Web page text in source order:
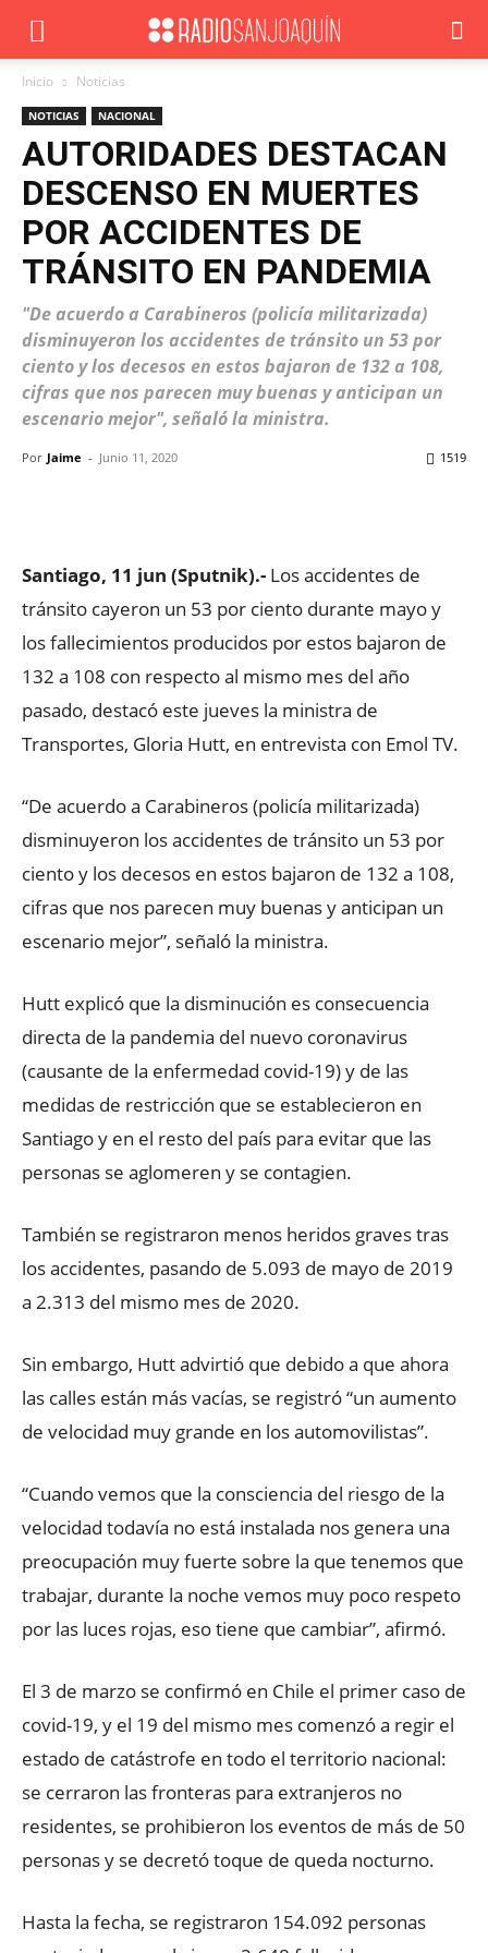
Inicio Noticias
NOTICIAS NACIONAL
AUTORIDADES DESTACAN
DESCENSO EN MUERTES
POR ACCIDENTES DE
TRÁNSITO EN PANDEMIA
"De acuerdo a Carabineros (policía militarizada)
disminuyeron los accidentes de tránsito un 53 por
ciento y los decesos en estos bajaron de 132 a 108,
cifras que nos parecen muy buenas y anticipan un
escenario mejor", señaló la ministra.
Por Jaime - Junio 11, 2020 1519
Santiago, 11 jun (Sputnik).- Los accidentes de
tránsito cayeron un 53 por ciento durante mayo y
los fallecimientos producidos por estos bajaron de
132 a 108 con respecto al mismo mes del año
pasado, destacó este jueves la ministra de
Transportes, Gloria Hutt, en entrevista con Emol TV.
“De acuerdo a Carabineros (policía militarizada)
disminuyeron los accidentes de tránsito un 53 por
ciento y los decesos en estos bajaron de 132 a 108,
cifras que nos parecen muy buenas y anticipan un
escenario mejor”, señaló la ministra.
Hutt explicó que la disminución es consecuencia
directa de la pandemia del nuevo coronavirus
(causante de la enfermedad covid-19) y de las
medidas de restricción que se establecieron en
Santiago y en el resto del país para evitar que las
personas se aglomeren y se contagien.
También se registraron menos heridos graves tras
los accidentes, pasando de 5.093 de mayo de 2019
a 2.313 del mismo mes de 2020.
Sin embargo, Hutt advirtió que debido a que ahora
las calles están más vacías, se registró “un aumento
de velocidad muy grande en los automovilistas”.
“Cuando vemos que la consciencia del riesgo de la
velocidad todavía no está instalada nos genera una
preocupación muy fuerte sobre la que tenemos que
trabajar, durante la noche vemos muy poco respeto
por las luces rojas, eso tiene que cambiar”, afirmó.
El 3 de marzo se confirmó en Chile el primer caso de
covid-19, y el 19 del mismo mes comenzó a regir el
estado de catástrofe en todo el territorio nacional:
se cerraron las fronteras para extranjeros no
residentes, se prohibieron los eventos de más de 50
personas y se decretó toque de queda nocturno.
Hasta la fecha, se registraron 154.092 personas